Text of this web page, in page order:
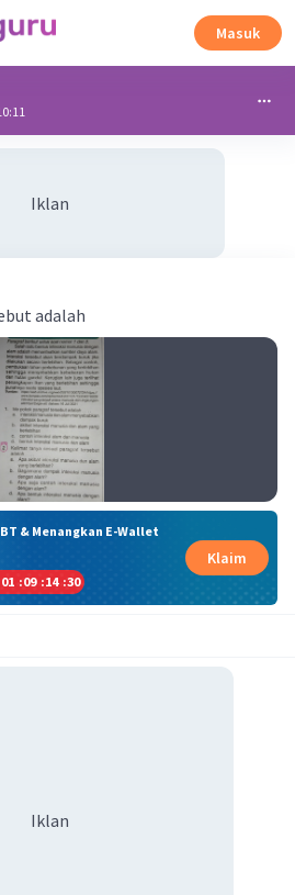
Masuk
Iklan
adalah
& Menangkan E-Wallet
01 :09 :14 :29
Klaim
Iklan